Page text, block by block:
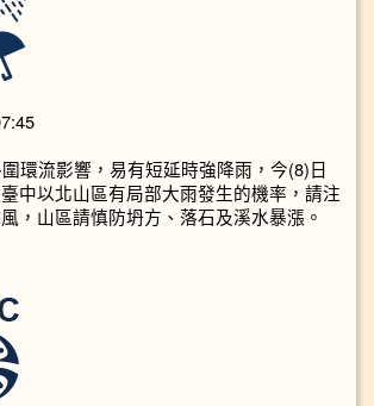
環流影響，易有短延時強降雨，今(8)日
中以北山區有局部大雨發生的機率，請注
，山區請慎防坍方、落石及溪水暴漲。